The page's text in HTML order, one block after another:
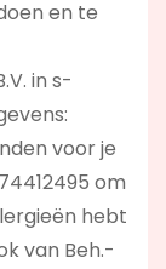
en te
in s-
voor je
om
hebt
van Beh.-